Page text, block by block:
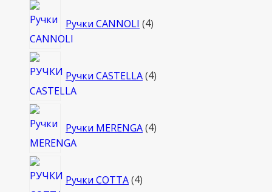
Ручки CANNOLI 4товара
Ручки CASTELLA 4товара
Ручки MERENGA 4товара
Ручки COTTA 4товара